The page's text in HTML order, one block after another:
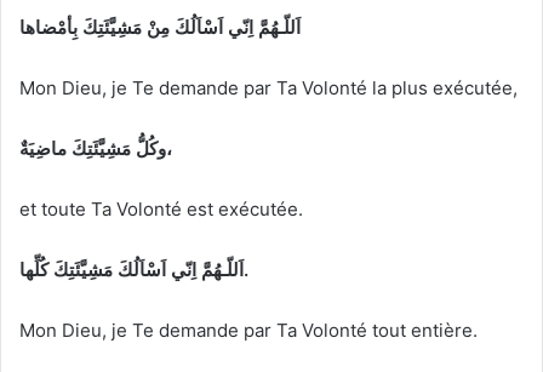
اَللّـهُمَّ اِنّي اَسْاَلُكَ مِنْ مَشِيَّئَتِكَ بِأمْضاها
Mon Dieu, je Te demande par Ta Volonté la plus exécutée,
وكُلُّ مَشِيَّئَتِكَ ماضِيَةٌ،
et toute Ta Volonté est exécutée.
اَللّـهُمَّ اِنّي اَسْاَلُكَ مَشِيَّئَتِكَ كُلِّها.
Mon Dieu, je Te demande par Ta Volonté tout entière.